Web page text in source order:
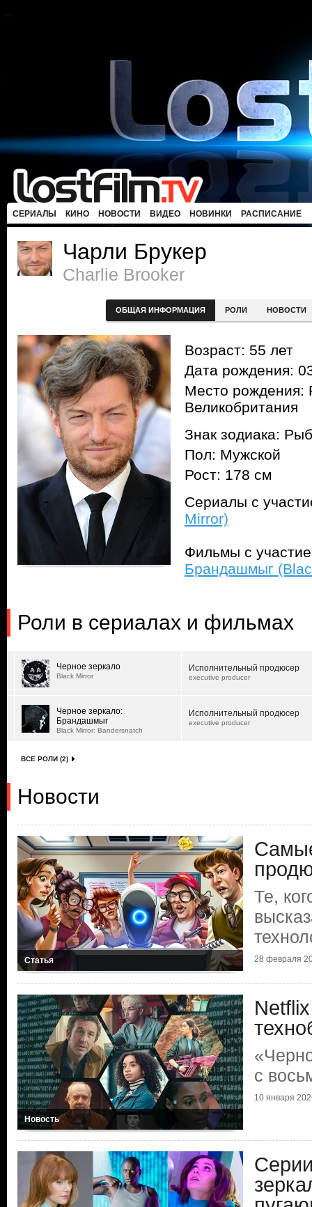
СЕРИАЛЫ КИНО НОВОСТИ ВИДЕО НОВИНКИ РАСПИСАНИЕ
Чарли Брукер
Charlie Brooker
ОБЩАЯ ИНФОРМАЦИЯ РОЛИ НОВОСТИ
Возраст: 55 лет
Дата рождения:
Место рождения:
Великобритания
Знак зодиака:
Пол: Мужской
Рост: 178 см
Сериалы с
Mirror)
Фильмы с
Брандашмыг
Роли в сериалах и фильмах
Черное зеркало
Black Mirror
Исполнительный продюсер
executive producer
Черное зеркало:
Брандашмыг
Black Mirror: Bandersnatch
Исполнительный продюсер
executive producer
ВСЕ РОЛИ (2)
Новости
Статья
Те,
28 февраля
Новость
с
10 января